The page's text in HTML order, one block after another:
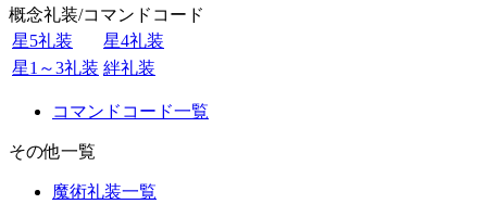
概念礼装/コマンドコード
星5礼装
星4礼装
星1～3礼装 絆礼装
コマンドコード一覧
その他一覧
魔術礼装一覧